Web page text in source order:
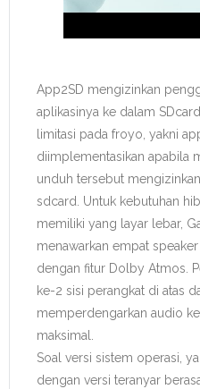
App2SD mengizinkan
aplikasinya ke dalam
limitasi pada froyo, yakni
diimplementasikan apabila
unduh tersebut
sdcard. Untuk kebutuhan
memiliki yang layar lebar,
menawarkan empat
dengan fitur Dolby Atmos.
ke-2 sisi perangkat di atas
memperdengarkan audio
maksimal.
Soal versi sistem operasi,
dengan versi teranyar